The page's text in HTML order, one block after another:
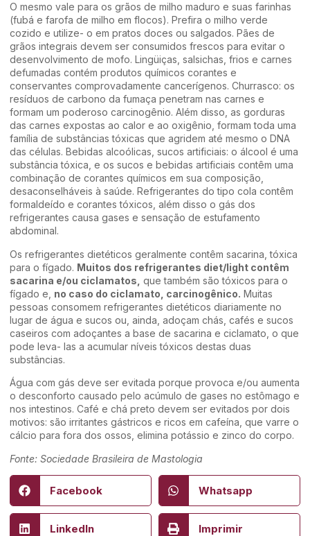
O mesmo vale para os grãos de milho maduro e suas farinhas
(fubá e farofa de milho em flocos). Prefira o milho verde
cozido e utilize- o em pratos doces ou salgados. Pães de
grãos integrais devem ser consumidos frescos para evitar o
desenvolvimento de mofo. Lingüiças, salsichas, frios e carnes
defumadas contém produtos químicos corantes e
conservantes comprovadamente cancerígenos. Churrasco: os
resíduos de carbono da fumaça penetram nas carnes e
formam um poderoso carcinogênio. Além disso, as gorduras
das carnes expostas ao calor e ao oxigênio, formam toda uma
família de substâncias tóxicas que agridem até mesmo o DNA
das células. Bebidas alcoólicas, sucos artificiais: o álcool é uma
substância tóxica, e os sucos e bebidas artificiais contêm uma
combinação de corantes químicos em sua composição,
desaconselháveis à saúde. Refrigerantes do tipo cola contêm
formaldeído e corantes tóxicos, além disso o gás dos
refrigerantes causa gases e sensação de estufamento
abdominal.
Os refrigerantes dietéticos geralmente contêm sacarina, tóxica
para o fígado. Muitos dos refrigerantes diet/light contêm
sacarina e/ou ciclamatos, que também são tóxicos para o
fígado e, no caso do ciclamato, carcinogênico. Muitas
pessoas consomem refrigerantes dietéticos diariamente no
lugar de água e sucos ou, ainda, adoçam chás, cafés e sucos
caseiros com adoçantes a base de sacarina e ciclamato, o que
pode leva- las a acumular níveis tóxicos destas duas
substâncias.
Água com gás deve ser evitada porque provoca e/ou aumenta
o desconforto causado pelo acúmulo de gases no estômago e
nos intestinos. Café e chá preto devem ser evitados por dois
motivos: são irritantes gástricos e ricos em cafeína, que varre o
cálcio para fora dos ossos, elimina potássio e zinco do corpo.
Fonte: Sociedade Brasileira de Mastologia
Facebook Whatsapp
LinkedIn Imprimir